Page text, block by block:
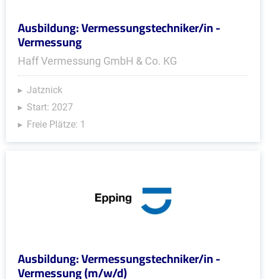
Ausbildung: Vermessungstechniker/in -
Vermessung
Haff Vermessung GmbH & Co. KG
Jatznick
Start: 2027
Freie Plätze: 1
Ausbildung: Vermessungstechniker/in -
Vermessung (m/w/d)